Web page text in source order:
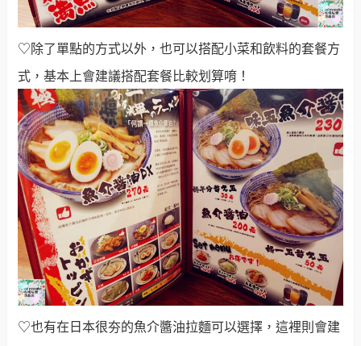
♡除了單點的方式以外，也可以搭配小菜和飲料的套餐方
式，基本上會建議搭配套餐比較划算唷！
♡也有在日本很夯的魚介醬油拉麵可以選擇，這裡則會建